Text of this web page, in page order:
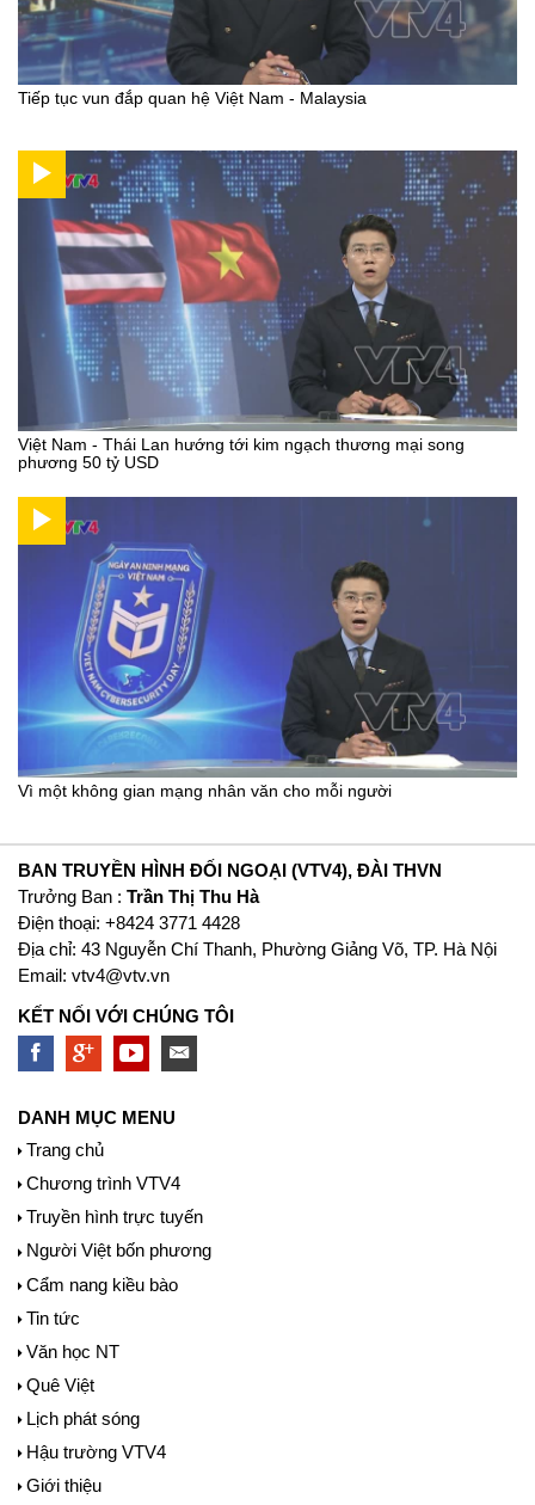
Tiếp tục vun đắp quan hệ Việt Nam - Malaysia
Việt Nam - Thái Lan hướng tới kim ngạch thương mại song
phương 50 tỷ USD
Vì một không gian mạng nhân văn cho mỗi người
BAN TRUYỀN HÌNH ĐỐI NGOẠI (VTV4), ĐÀI THVN
Trưởng Ban : Trần Thị Thu Hà
Ðiện thoại: +8424 3771 4428
Địa chỉ: 43 Nguyễn Chí Thanh, Phường Giảng Võ, TP. Hà Nội
Email: vtv4@vtv.vn
KẾT NỐI VỚI CHÚNG TÔI
DANH MỤC MENU
Trang chủ
Chương trình VTV4
Truyền hình trực tuyến
Người Việt bốn phương
Cẩm nang kiều bào
Tin tức
Văn học NT
Quê Việt
Lịch phát sóng
Hậu trường VTV4
Giới thiệu